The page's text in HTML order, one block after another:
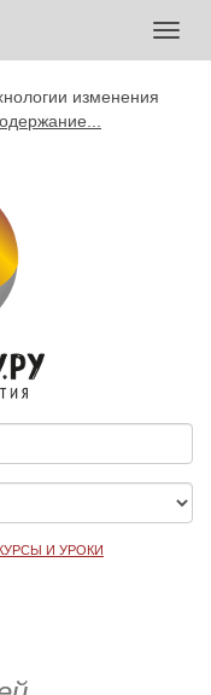
изменения
И УРОКИ